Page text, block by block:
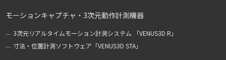
モーションキャプチャ・3次元動作計測機器
3次元リアルタイムモーション計測システム 「VENUS3D R」
寸法・位置計測ソフトウェア「VENUS3D STA」